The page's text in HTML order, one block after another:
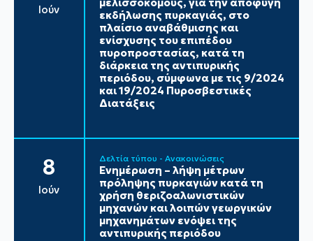
Ιούν
μελισσοκόμους, για την αποφυγή
εκδήλωσης πυρκαγιάς, στο
πλαίσιο αναβάθμισης και
ενίσχυσης του επιπέδου
πυροπροστασίας, κατά τη
διάρκεια της αντιπυρικής
περιόδου, σύμφωνα με τις 9/2024
και 19/2024 Πυροσβεστικές
Διατάξεις
8
Ιούν
Δελτία τύπου - Ανακοινώσεις
Ενημέρωση – λήψη μέτρων
πρόληψης πυρκαγιών κατά τη
χρήση θεριζοαλωνιστικών
μηχανών και λοιπών γεωργικών
μηχανημάτων ενόψει της
αντιπυρικής περιόδου